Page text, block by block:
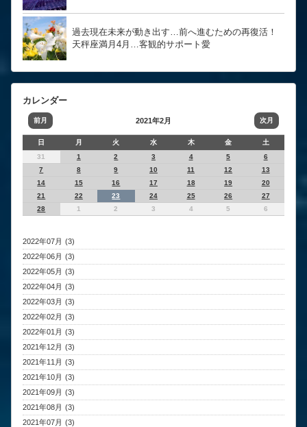
過去現在未来が動き出す…前へ進むための再復活！
天秤座満月4月…客観的サポート愛
カレンダー
前月 2021年2月 次月
日 月 火 水 木 金
土
31
1 2 3 4 5
6
7
8 9 10 11 12
13
14
15 16 17 18 19
20
21
22 23 24 25 26
27
28
1 2 3 4 5 6
2022年07月 (3)
2022年06月 (3)
2022年05月 (3)
2022年04月 (3)
2022年03月 (3)
2022年02月 (3)
2022年01月 (3)
2021年12月 (3)
2021年11月 (3)
2021年10月 (3)
2021年09月 (3)
2021年08月 (3)
2021年07月 (3)